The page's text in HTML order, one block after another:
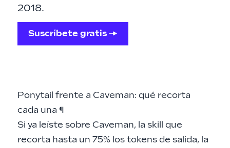
2018.
Suscríbete gratis →
Ponytail frente a Caveman: qué recorta
cada una ¶
Si ya leíste sobre Caveman, la skill que
recorta hasta un 75% los tokens de salida, la